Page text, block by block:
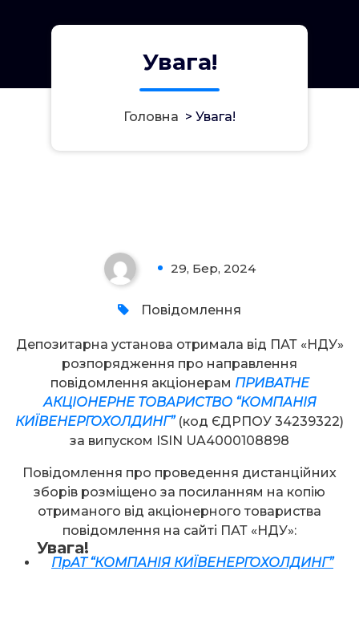
Увага!
Головна > Увага!
29, Бер, 2024
Повідомлення
Увага!
Депозитарна установа отримала від ПАТ «НДУ»
розпорядження про направлення
повідомлення акціонерам ПРИВАТНЕ
АКЦІОНЕРНЕ ТОВАРИСТВО “КОМПАНІЯ
КИЇВЕНЕРГОХОЛДИНГ” (код ЄДРПОУ 34239322)
за випуском ISIN UA4000108898
Повідомлення про проведення дистанційних
зборів розміщено за посиланням на копію
отриманого від акціонерного товариства
повідомлення на сайті ПАТ «НДУ»:
ПрАТ “КОМПАНІЯ КИЇВЕНЕРГОХОЛДИНГ”